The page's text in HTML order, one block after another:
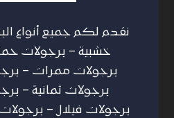
نقدم لكم جميع أنواع
خشبية – برجولات
برجولات ممرات –
برجولات ثمانية –
برجولات فيلال –